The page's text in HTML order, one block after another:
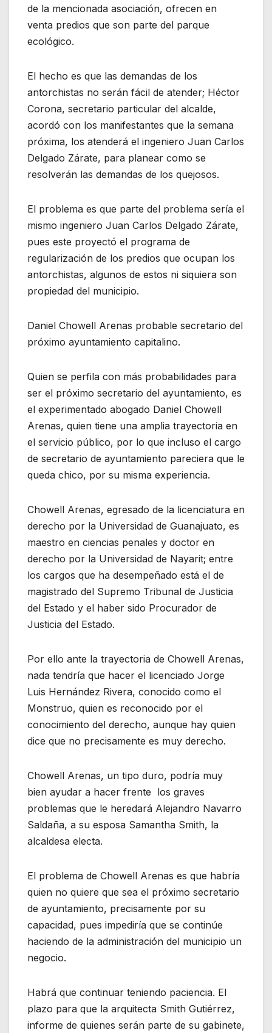
de la mencionada asociación, ofrecen en
venta predios que son parte del parque
ecológico.
El hecho es que las demandas de los
antorchistas no serán fácil de atender; Héctor
Corona, secretario particular del alcalde,
acordó con los manifestantes que la semana
próxima, los atenderá el ingeniero Juan Carlos
Delgado Zárate, para planear como se
resolverán las demandas de los quejosos.
El problema es que parte del problema sería el
mismo ingeniero Juan Carlos Delgado Zárate,
pues este proyectó el programa de
regularización de los predios que ocupan los
antorchistas, algunos de estos ni siquiera son
propiedad del municipio.
Daniel Chowell Arenas probable secretario del
próximo ayuntamiento capitalino.
Quien se perfila con más probabilidades para
ser el próximo secretario del ayuntamiento, es
el experimentado abogado Daniel Chowell
Arenas, quien tiene una amplia trayectoria en
el servicio público, por lo que incluso el cargo
de secretario de ayuntamiento pareciera que le
queda chico, por su misma experiencia.
Chowell Arenas, egresado de la licenciatura en
derecho por la Universidad de Guanajuato, es
maestro en ciencias penales y doctor en
derecho por la Universidad de Nayarit; entre
los cargos que ha desempeñado está el de
magistrado del Supremo Tribunal de Justicia
del Estado y el haber sido Procurador de
Justicia del Estado.
Por ello ante la trayectoria de Chowell Arenas,
nada tendría que hacer el licenciado Jorge
Luis Hernández Rivera, conocido como el
Monstruo, quien es reconocido por el
conocimiento del derecho, aunque hay quien
dice que no precisamente es muy derecho.
Chowell Arenas, un tipo duro, podría muy
bien ayudar a hacer frente los graves
problemas que le heredará Alejandro Navarro
Saldaña, a su esposa Samantha Smith, la
alcaldesa electa.
El problema de Chowell Arenas es que habría
quien no quiere que sea el próximo secretario
de ayuntamiento, precisamente por su
capacidad, pues impediría que se continúe
haciendo de la administración del municipio un
negocio.
Habrá que continuar teniendo paciencia. El
plazo para que la arquitecta Smith Gutiérrez,
informe de quienes serán parte de su gabinete,